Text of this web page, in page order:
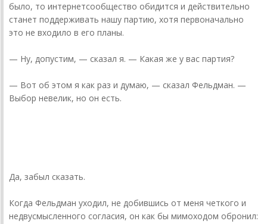
было, то интернет­сообщество обидится и действительно
станет поддерживать нашу партию, хотя первоначально
это не входило в его планы.
— Ну, допустим, — сказал я. — Какая же у вас партия?
— Вот об этом я как раз и думаю, — сказал Фельдман. —
Выбор невелик, но он есть.
Да, забыл сказать.
Когда Фельдман уходил, не добившись от меня четкого и
недвусмысленного согласия, он как бы мимоходом обронил: